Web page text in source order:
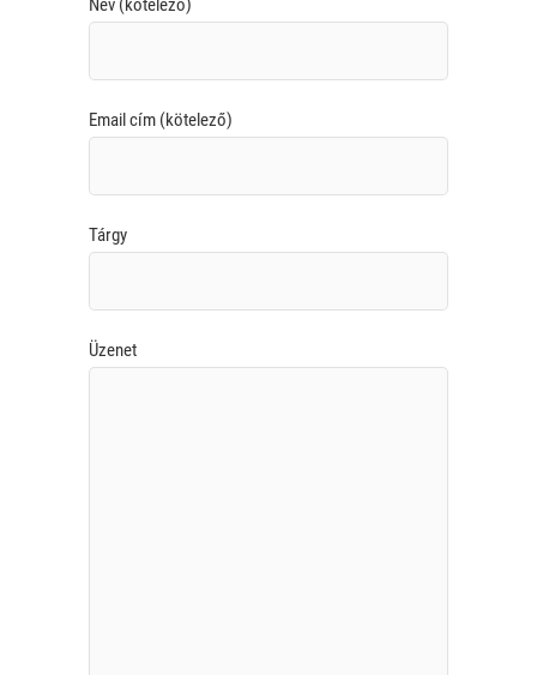
Név (kötelező)
Email cím (kötelező)
Tárgy
Üzenet